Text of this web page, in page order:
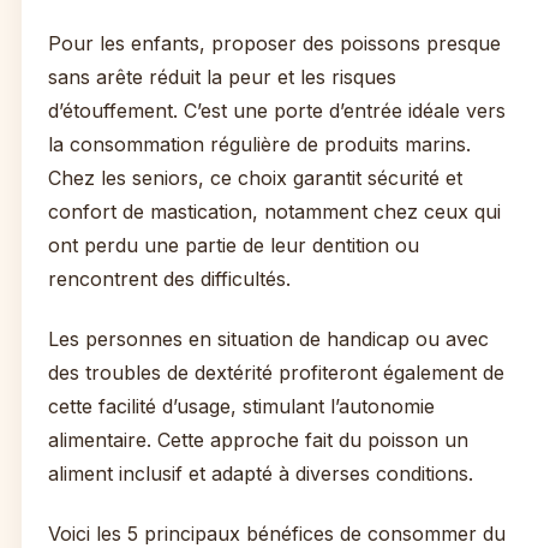
Pour les enfants, proposer des poissons presque
sans arête réduit la peur et les risques
d’étouffement. C’est une porte d’entrée idéale vers
la consommation régulière de produits marins.
Chez les seniors, ce choix garantit sécurité et
confort de mastication, notamment chez ceux qui
ont perdu une partie de leur dentition ou
rencontrent des difficultés.
Les personnes en situation de handicap ou avec
des troubles de dextérité profiteront également de
cette facilité d’usage, stimulant l’autonomie
alimentaire. Cette approche fait du poisson un
aliment inclusif et adapté à diverses conditions.
Voici les 5 principaux bénéfices de consommer du